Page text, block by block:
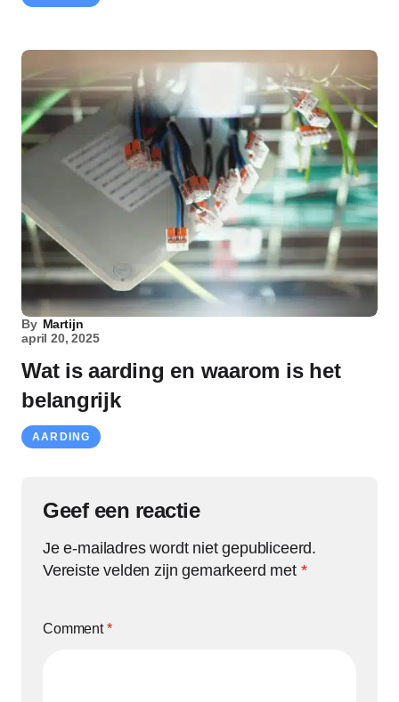
By Martijn
april 20, 2025
Wat is aarding en waarom is het
belangrijk
AARDING
Geef een reactie
Je e-mailadres wordt niet gepubliceerd.
Vereiste velden zijn gemarkeerd met *
Comment*